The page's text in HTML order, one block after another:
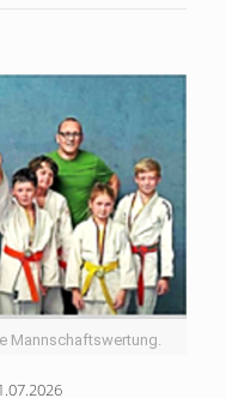
Mannschaftswertung.